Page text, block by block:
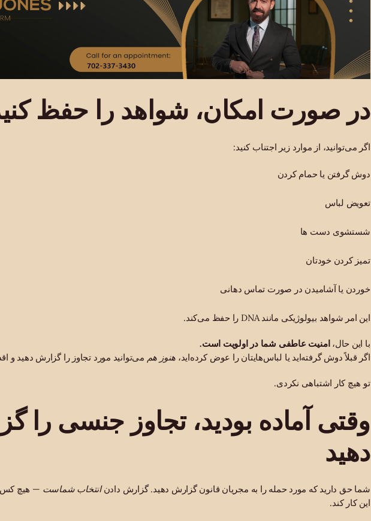
در صورت امکان، شواهد را حفظ
اگر می‌توانید، از موارد زیر اجتناب کنید:
دوش گرفتن یا حمام کردن
تعویض لباس
شستشوی دست ها
تمیز کردن خودتان
خوردن یا آشامیدن در صورت تماس دهانی
این امر شواهد بیولوژیکی مانند DNA را حفظ می‌کند.
با این حال، امنیت عاطفی شما در اولویت است.
اگر قبلاً دوش گرفته‌اید یا لباس‌هایتان را عوض کرده‌اید، هنوز هم می‌توانید مورد تجاوز را گزارش دهید و
تو هیچ کار اشتباهی نکردی.
وقتی آماده بودید، تجاوز جنسی را
دهید
شما حق دارید که مورد حمله را به مجریان قانون گزارش دهید. گزارش دادنانتخاب شماست — هیچ کس
این کار کند.